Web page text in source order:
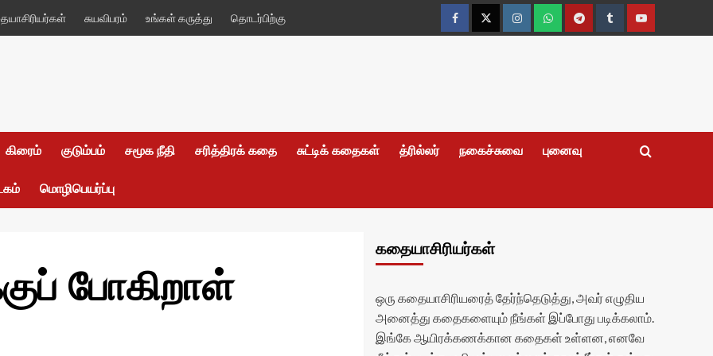
சுயவிபரம் உங்கள் கருத்து தொடர்பிற்கு
FacebookTwitterInstagramWhatsappTelegramTumblrYouTube
கிரைம் குடும்பம் சமூக நீதி சரித்திரக் கதை சுட்டிக் கதைகள் த்ரில்லர் நகைச்சுவை புனைவு
மொழிபெயர்ப்பு
போகிறாள்
கதையாசிரியர்கள்
ஒரு கதையாசிரியரைத் தேர்ந்தெடுத்து, அவர் எழுதிய
அனைத்து கதைகளையும் நீங்கள் இப்போது படிக்கலாம்.
இங்கே ஆயிரக்கணக்கான கதைகள் உள்ளன, எனவே